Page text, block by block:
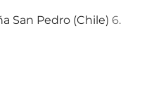
San Pedro (Chile) 6.